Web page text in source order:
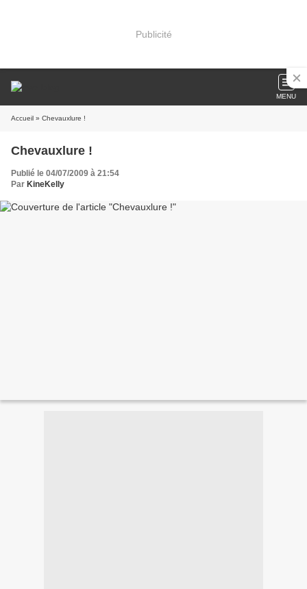
Publicité
MENU
Accueil » Chevauxlure !
Chevauxlure !
Publié le 04/07/2009 à 21:54
Par KineKelly